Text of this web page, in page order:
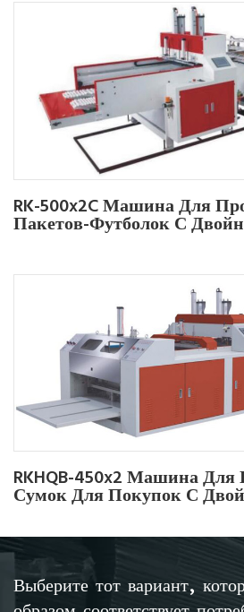
RK-500x2C Машина Для
Пакетов-Футболок С
RKHQB-450x2 Машина Для
Сумок Для Покупок С
Выберите тот вариант,